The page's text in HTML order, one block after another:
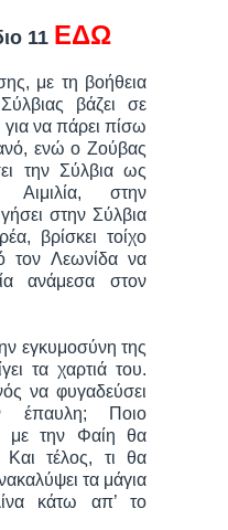
11 ΕΔΩ
με τη βοήθεια
βάζει σε
να πάρει πίσω
ενώ ο Ζούβας
την Σύλβια ως
στην
στην Σύλβια
βρίσκει τοίχο
τον Λεωνίδα να
ανάμεσα στον
εγκυμοσύνη της
τα χαρτιά του.
να φυγαδεύσει
Ποιο
με την Φαίη θα
τέλος, τι θα
τα μάγια
κάτω απ’ το